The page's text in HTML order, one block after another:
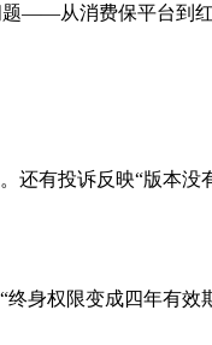
——从消费保平台到
有投诉反映“版本没
身权限变成四年有效